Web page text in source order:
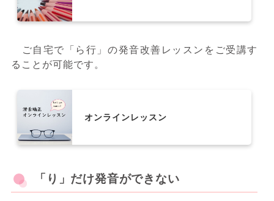
ご自宅で「ら行」の発音改善レッスンをご受講す
ることが可能です。
オンラインレッスン
「り」だけ発音ができない